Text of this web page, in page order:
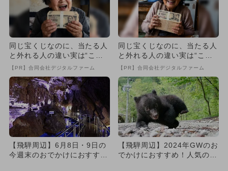
同じ宝くじなのに、当たる人
と外れる人の違い実は“こ
こ”でした
【PR】合同会社デジタルファーム
同じ宝くじなのに、当たる人
と外れる人の違い実は“こ
こ”でした
【PR】合同会社デジタルファーム
【飛騨周辺】6月8日・9日の
今週末のおでかけにおすす
【飛騨周辺】2024年GWのお
でかけにおすすめ！人気のス